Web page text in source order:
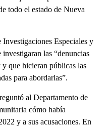
todo el estado de Nueva
Especiales y
las “denuncias
y que hicieran públicas las
para abordarlas”.
al Departamento de
cómo había
y a sus acusaciones. En